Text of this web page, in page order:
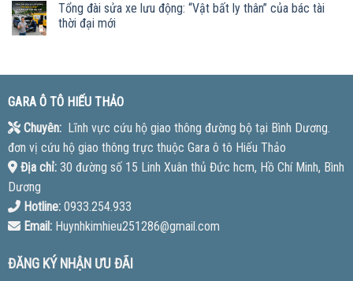
Tổng đài sửa xe lưu động: “Vật bất ly thân” của bác tài
thời đại mới
GARA Ô TÔ HIẾU THẢO
Chuyên:Lĩnh vực cứu hộ giao thông đường bộ tại Bình Dương.
đơn vị cứu hộ giao thông trực thuộc Gara ô tô Hiếu Thảo
Địa chỉ:30 đường số 15 Linh Xuân thủ Đức hcm, Hồ Chí Minh, Bình
Dương
Hotline:0933.254.933
Email:Huynhkimhieu251286@gmail.com
ĐĂNG KÝ NHẬN ƯU ĐÃI